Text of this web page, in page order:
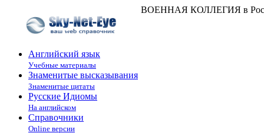
ВОЕННАЯ КОЛЛЕГИЯ в
Английский язык
Учебные материалы
Знаменитые высказывания
Знаменитые цитаты
Русские Идиомы
На английском
Справочники
Online версии